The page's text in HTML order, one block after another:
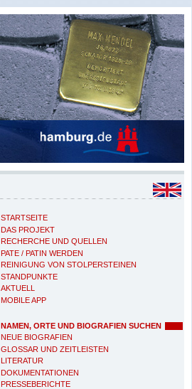
STARTSEITE
DAS PROJEKT
RECHERCHE UND QUELLEN
PATE / PATIN WERDEN
REINIGUNG VON STOLPERSTEINEN
STANDPUNKTE
AKTUELL
MOBILE APP
NAMEN, ORTE UND BIOGRAFIEN SUCHEN
NEUE BIOGRAFIEN
GLOSSAR UND ZEITLEISTEN
LITERATUR
DOKUMENTATIONEN
PRESSEBERICHTE